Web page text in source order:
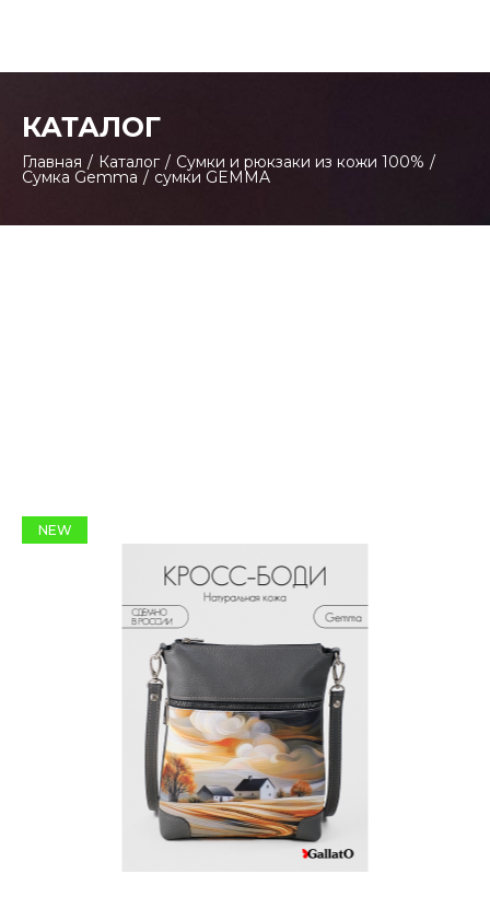
КАТАЛОГ
Главная / Каталог / Сумки и рюкзаки из кожи 100% /
Сумка Gemma / сумки GEMMA
NEW